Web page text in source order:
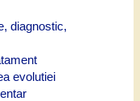
diagnostic,
evolutiei